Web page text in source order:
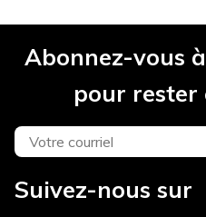
Téléphone *
Abonnez-vous
pour rester
Suivez-nous sur